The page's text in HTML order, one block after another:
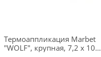
Термоаппликация Marbet
"WOLF", крупная, 7,2 х 10,2